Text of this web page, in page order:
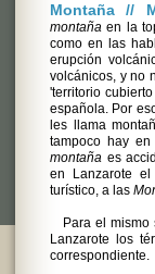
Montaña //
montaña en la
como en las
erupción
volcánicos, y no
'territorio
española. Por
les llama
tampoco hay
montaña es
en Lanzarote el
turístico, a las
Para el
Lanzarote los
correspondiente.